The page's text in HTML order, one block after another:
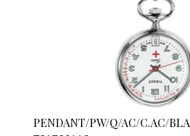
PENDANT/PW/Q/AC/C.AC/BLA